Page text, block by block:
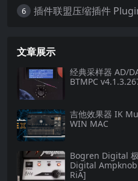
6
文章展示
经典采样器 AD/
BTMPC
吉他效果器 IK
WIN MAC
Bogren Digital
Digital
RiA]